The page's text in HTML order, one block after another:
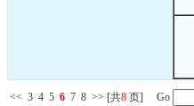
<< 3 4 5 6 7 8 >> [共8 页] Go